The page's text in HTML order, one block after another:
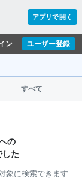
アプリで開く
ユーザー登録
ン
すべて
の
した
象に検索できます